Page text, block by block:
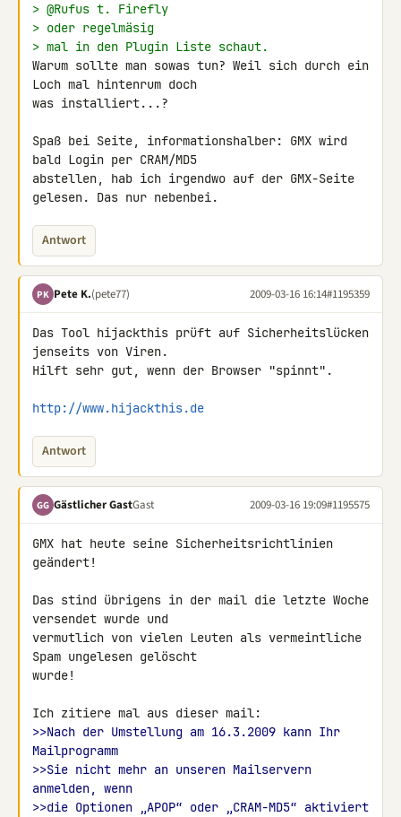
> @Rufus t. Firefly
> oder regelmäsig
> mal in den Plugin Liste schaut.
Warum sollte man sowas tun? Weil sich durch ein
Loch mal hintenrum doch
was installiert...?
Spaß bei Seite, informationshalber: GMX wird
bald Login per CRAM/MD5
abstellen, hab ich irgendwo auf der GMX-Seite
gelesen. Das nur nebenbei.
Antwort
PK Pete K.(pete77) 2009-03-16 16:14#1195359
Das Tool hijackthis prüft auf Sicherheitslücken
jenseits von Viren.
Hilft sehr gut, wenn der Browser "spinnt".
http://www.hijackthis.de
Antwort
GG Gästlicher GastGast 2009-03-16 19:09#1195575
GMX hat heute seine Sicherheitsrichtlinien
geändert!
Das stind übrigens in der mail die letzte Woche
versendet wurde und
vermutlich von vielen Leuten als vermeintliche
Spam ungelesen gelöscht
wurde!
>>Nach der Umstellung am 16.3.2009 kann Ihr
Mailprogramm
>>Sie nicht mehr an unseren Mailservern
anmelden, wenn
>>die Optionen „APOP“ oder „CRAM-MD5“ aktiviert